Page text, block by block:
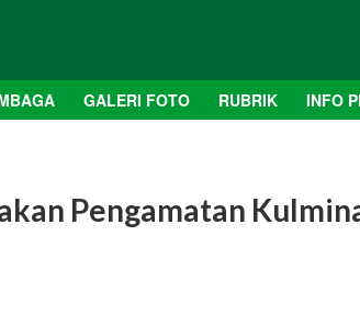
GALERI FOTO RUBRIK INFO
Pengamatan